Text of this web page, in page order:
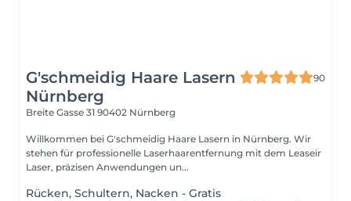
G'schmeidig Haare Lasern
Nürnberg
90
Breite Gasse 31 90402 Nürnberg
Willkommen bei G'schmeidig Haare Lasern in Nürnberg. Wir
stehen für professionelle Laserhaarentfernung mit dem Leaseir
Laser, präzisen Anwendungen un...
Rücken, Schultern, Nacken - Gratis